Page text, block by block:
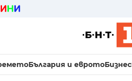
България и евротоБизнес